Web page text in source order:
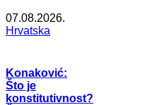
07.08.2026.
Hrvatska
Konaković:
Što je
konstitutivnost?